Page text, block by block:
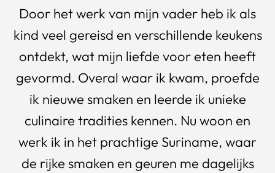
Door het werk van mijn vader heb ik als
kind veel gereisd en verschillende keukens
ontdekt, wat mijn liefde voor eten heeft
gevormd. Overal waar ik kwam, proefde
ik nieuwe smaken en leerde ik unieke
culinaire tradities kennen. Nu woon en
werk ik in het prachtige Suriname, waar
de rijke smaken en geuren me dagelijks